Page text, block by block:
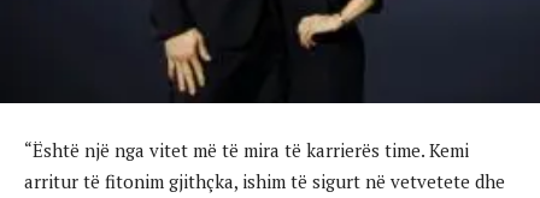
“Është një nga vitet më të mira të karrierës time. Kemi
arritur të fitonim gjithçka, ishim të sigurt në vetvetete dhe